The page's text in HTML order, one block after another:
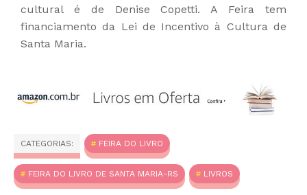
cultural é de Denise Copetti. A Feira tem
financiamento da Lei de Incentivo à Cultura de
Santa Maria.
CATEGORIAS: FEIRA DO LIVRO
FEIRA DO LIVRO DE SANTA MARIA-RS LIVROS